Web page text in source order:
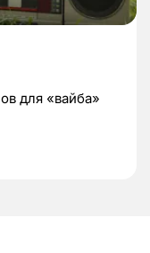
для «вайба»